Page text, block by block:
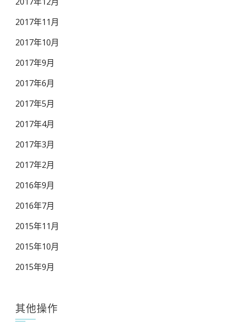
2017年11月
2017年10月
2017年9月
2017年6月
2017年5月
2017年4月
2017年3月
2017年2月
2016年9月
2016年7月
2015年11月
2015年10月
2015年9月
其他操作